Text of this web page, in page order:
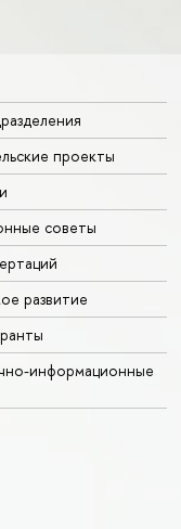
проекты
советы
развитие
информационные